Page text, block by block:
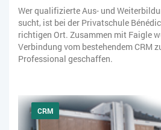
Wer qualifizierte Aus- und
sucht, ist bei der Privatschule
richtigen Ort. Zusammen mit Faigle
Verbindung vom bestehendem CRM
Professional geschaffen.
CRM